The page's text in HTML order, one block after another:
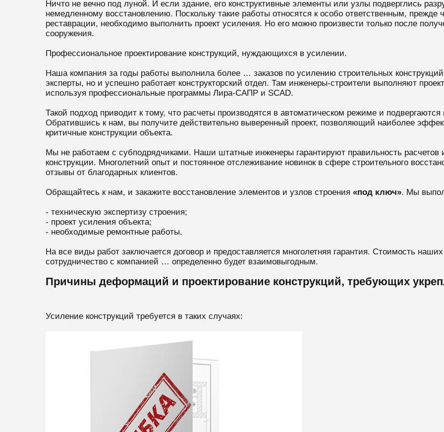
Ничто не вечно под луной. И если здание, его конструктивные элементы или узлы подверглись
немедленному восстановлению. Поскольку такие работы относятся к особо ответственным,
реставрации, необходимо выполнить проект усиления. Но его можно произвести только после
сооружения.
Профессиональное проектирование конструкций, нуждающихся в усилении.
Наша компания за годы работы выполнила более … заказов по усилению строительных
эксперты, но и успешно работает конструкторский отдел. Там инженеры-строители выполняют
используя профессиональные программы Лира-САПР и SCAD.
Такой подход приводит к тому, что расчеты производятся в автоматическом режиме и подвергаются
Обратившись к нам, вы получите действительно выверенный проект, позволяющий наиболее
критичные конструкции объекта.
Мы не работаем с субподрядчиками. Наши штатные инженеры гарантируют правильность расчетов
конструкции. Многолетний опыт и постоянное отслеживание новинок в сфере строительного
отзывы от благодарных клиентов.
Обращайтесь к нам, и закажите восстановление элементов и узлов строения «под ключ». Мы
- техническую экспертизу строения;
- проект усиления объекта;
- необходимые ремонтные работы.
На все виды работ заключается договор и предоставляется многолетняя гарантия. Стоимость
сотрудничество с компанией … определенно будет взаимовыгодным.
Причины деформаций и проектирование конструкций, требующих
Усиление конструкций требуется в таких случаях: